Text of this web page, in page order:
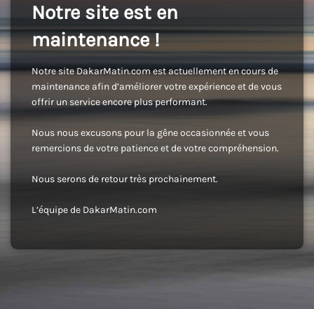
Notre site est en
maintenance !
Notre site DakarMatin.com est actuellement en cours de
maintenance afin d’améliorer votre expérience et de vous
offrir un service encore plus performant.
Nous nous excusons pour la gêne occasionnée et vous
remercions de votre patience et de votre compréhension.
Nous serons de retour très prochainement.
L’équipe de DakarMatin.com